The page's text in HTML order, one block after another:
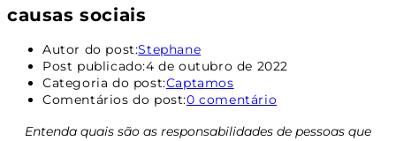
causas sociais
Autor do post:Stephane
Post publicado:4 de outubro de 2022
Categoria do post:Captamos
Comentários do post:0 comentário
Entenda quais são as responsabilidades de pessoas que